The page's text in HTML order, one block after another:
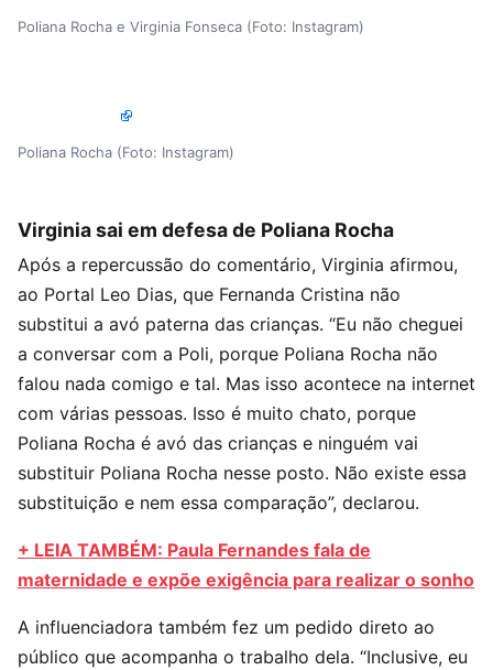
Poliana Rocha e Virginia Fonseca (Foto: Instagram)
Poliana Rocha (Foto: Instagram)
Virginia sai em defesa de Poliana Rocha
Após a repercussão do comentário, Virginia afirmou,
ao Portal Leo Dias, que Fernanda Cristina não
substitui a avó paterna das crianças. “Eu não cheguei
a conversar com a Poli, porque Poliana Rocha não
falou nada comigo e tal. Mas isso acontece na internet
com várias pessoas. Isso é muito chato, porque
Poliana Rocha é avó das crianças e ninguém vai
substituir Poliana Rocha nesse posto. Não existe essa
substituição e nem essa comparação”, declarou.
+ LEIA TAMBÉM: Paula Fernandes fala de
maternidade e expõe exigência para realizar o sonho
A influenciadora também fez um pedido direto ao
público que acompanha o trabalho dela. “Inclusive, eu